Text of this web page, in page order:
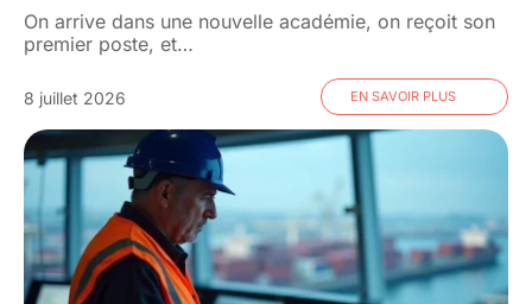
On arrive dans une nouvelle académie, on reçoit son
premier poste, et…
8 juillet 2026 EN SAVOIR PLUS